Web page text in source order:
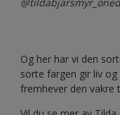
Og her har vi den
sorte fargen gir liv
fremhever den vakre